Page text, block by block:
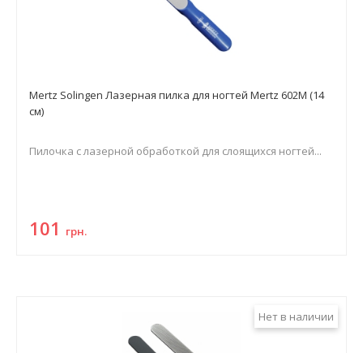
Mertz Solingen Лазерная пилка для ногтей Mertz 602M (14
см)
Пилочка с лазерной обработкой для слоящихся ногтей...
101 грн.
Нет в наличии